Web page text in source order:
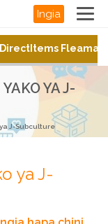
Ingia
YA J-
J-Subculture
ya J-